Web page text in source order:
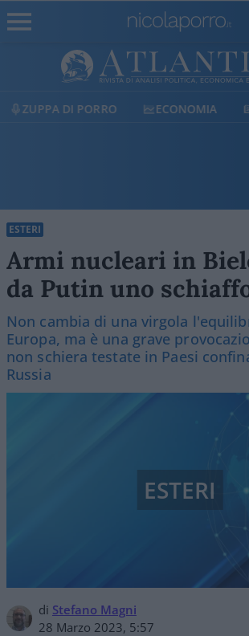
ECONOMIA LIBERILIBRI
ESTERI
Armi nucleari in
da Putin uno
Non cambia di una virgola
Europa, ma è una grave
non schiera testate in Paesi
Russia
di Stefano Magni
28 Marzo 2023, 5:57
ESTERI